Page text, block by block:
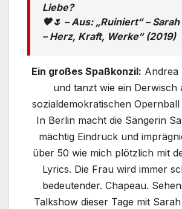
Liebe?
🖤🌷 –Aus: „Ruiniert“ –
– Herz, Kraft, Werke“ (2019)
Ein großes Spaßkonzil: Andrea
und tanzt wie ein Derwisch
sozialdemokratischen
In Berlin macht die Sängerin
mächtig Eindruck und
über 50 wie mich plötzlich mit
Lyrics. Die Frau wird immer
bedeutender. Chapeau.
Talkshow dieser Tage mit